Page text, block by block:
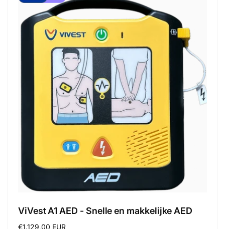
ViVest A1 AED - Snelle en makkelijke AED
Normale
€1.129,00 EUR